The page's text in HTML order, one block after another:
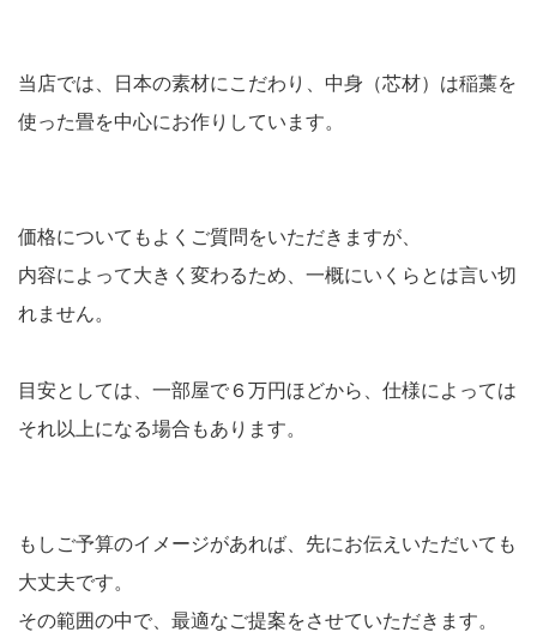
当店では、日本の素材にこだわり、中身（芯材）は稲藁を
使った畳を中心にお作りしています。
価格についてもよくご質問をいただきますが、
内容によって大きく変わるため、一概にいくらとは言い切
れません。
目安としては、一部屋で６万円ほどから、仕様によっては
それ以上になる場合もあります。
もしご予算のイメージがあれば、先にお伝えいただいても
大丈夫です。
その範囲の中で、最適なご提案をさせていただきます。